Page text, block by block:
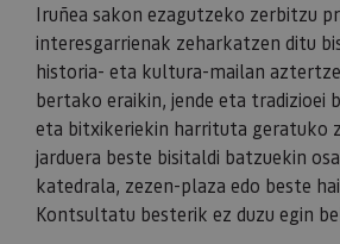
Iruñea sakon ezagutzeko zerbitzu
interesgarrienak zeharkatzen ditu
historia- eta kultura-mailan
bertako eraikin, jende eta tradizioei
eta bitxikeriekin harrituta geratuko
jarduera beste bisitaldi batzuekin
katedrala, zezen-plaza edo beste
Kontsultatu besterik ez duzu egin